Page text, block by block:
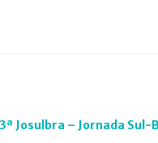
Josulbra – Jornada